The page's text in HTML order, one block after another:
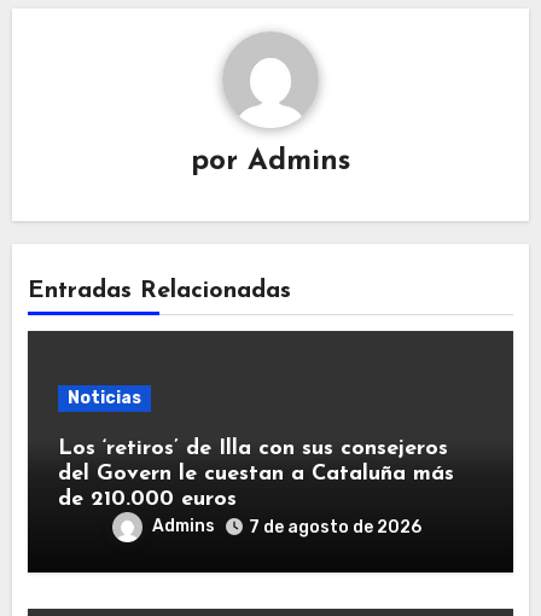
por Admins
Entradas Relacionadas
Noticias
Los ‘retiros’ de Illa con sus consejeros
del Govern le cuestan a Cataluña más
de 210.000 euros
Admins 7 de agosto de 2026